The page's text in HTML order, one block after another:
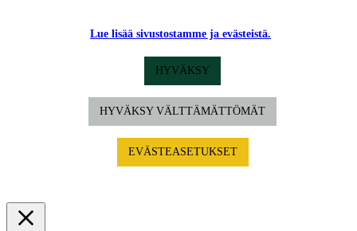
Lue lisää sivustostamme ja evästeistä.
HYVÄKSY
HYVÄKSY VÄLTTÄMÄTTÖMÄT
EVÄSTEASETUKSET